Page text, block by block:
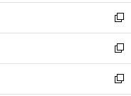
く
ウ
で
開
く
ン
ド
ウ
で
開
く
ウ
ィ
ン
ド
ウ
で
し
い
ウ
ィ
ン
ド
新
し
い
ウ
ィ
新
し
い
新